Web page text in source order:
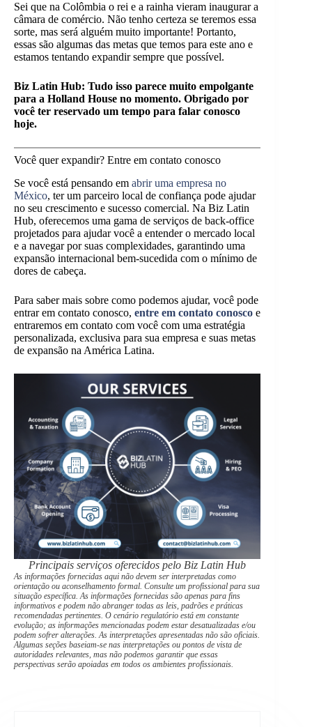
Sei que na Colômbia o rei e a rainha vieram inaugurar a
câmara de comércio. Não tenho certeza se teremos essa
sorte, mas será alguém muito importante! Portanto,
essas são algumas das metas que temos para este ano e
estamos tentando expandir sempre que possível.
Biz Latin Hub: Tudo isso parece muito empolgante
para a Holland House no momento. Obrigado por
você ter reservado um tempo para falar conosco
hoje.
Você quer expandir? Entre em contato conosco
Se você está pensando em abrir uma empresa no
México, ter um parceiro local de confiança pode ajudar
no seu crescimento e sucesso comercial. Na Biz Latin
Hub, oferecemos uma gama de serviços de back-office
projetados para ajudar você a entender o mercado local
e a navegar por suas complexidades, garantindo uma
expansão internacional bem-sucedida com o mínimo de
dores de cabeça.
Para saber mais sobre como podemos ajudar, você pode
entrar em contato conosco, entre em contato conosco e
entraremos em contato com você com uma estratégia
personalizada, exclusiva para sua empresa e suas metas
de expansão na América Latina.
Principais serviços oferecidos pelo Biz Latin Hub
As informações fornecidas aqui não devem ser interpretadas como
orientação ou aconselhamento formal. Consulte um profissional para sua
situação específica. As informações fornecidas são apenas para fins
informativos e podem não abranger todas as leis, padrões e práticas
recomendadas pertinentes. O cenário regulatório está em constante
evolução; as informações mencionadas podem estar desatualizadas e/ou
podem sofrer alterações. As interpretações apresentadas não são oficiais.
Algumas seções baseiam-se nas interpretações ou pontos de vista de
autoridades relevantes, mas não podemos garantir que essas
perspectivas serão apoiadas em todos os ambientes profissionais.